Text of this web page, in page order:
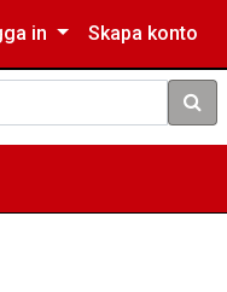
in Skapa konto
Sök